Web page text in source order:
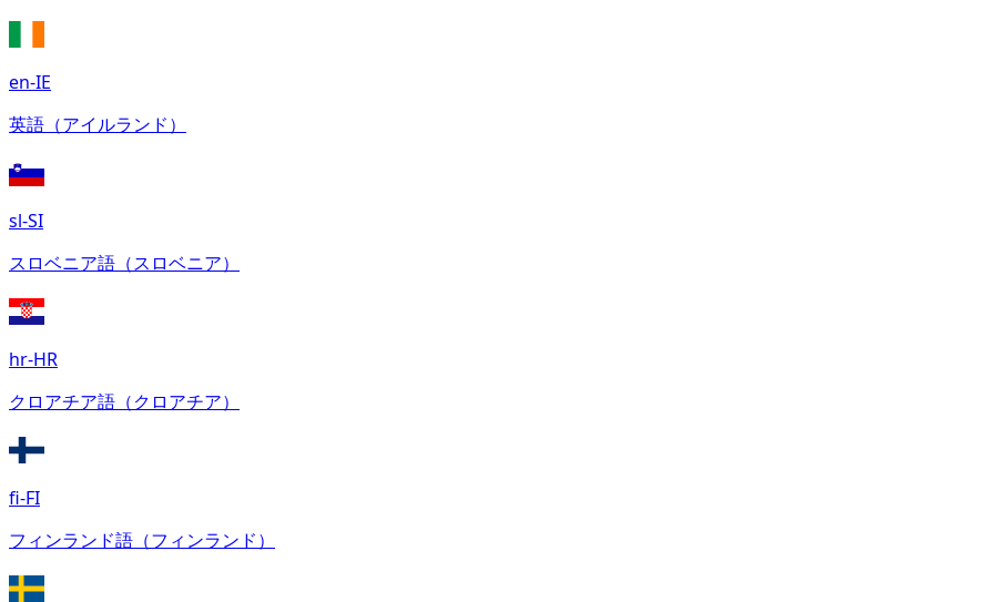
en-IE
英語（アイルランド）
sl-SI
スロベニア語（スロベニア）
hr-HR
クロアチア語（クロアチア）
fi-FI
フィンランド語（フィンランド）